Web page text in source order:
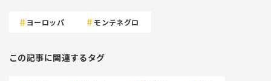
ヨーロッパ モンテネグロ
この記事に関連するタグ